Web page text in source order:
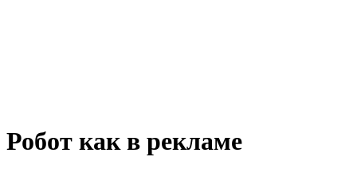
Робот как в рекламе